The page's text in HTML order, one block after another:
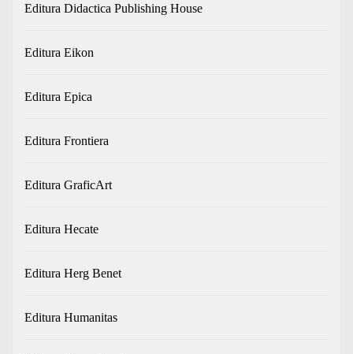
Editura Didactica Publishing House
Editura Eikon
Editura Epica
Editura Frontiera
Editura GraficArt
Editura Hecate
Editura Herg Benet
Editura Humanitas